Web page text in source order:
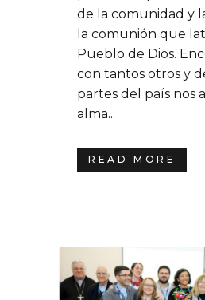
de la comunidad y
la comunión que
Pueblo de Dios.
con tantos otros y
partes del país nos
alma...
READ MORE